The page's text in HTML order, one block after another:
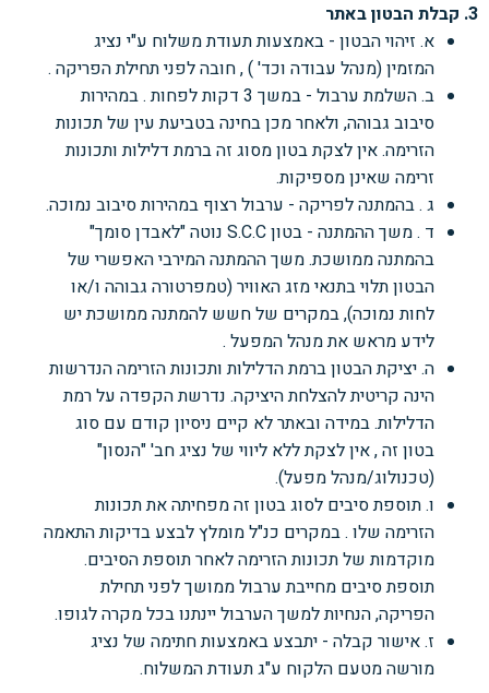
3. קבלת הבטון באתר
א. זיהוי הבטון - באמצעות תעודת משלוח ע"י נציג
המזמין (מנהל עבודה וכד' ) , חובה לפני תחילת הפריקה .
ב. השלמת ערבול - במשך 3 דקות לפחות . במהירות
סיבוב גבוהה, ולאחר מכן בחינה בטביעתעין של תכונות
הזרימה. אין לצקת בטון מסוג זה ברמת דלילות ותכונות
זרימה שאינן מספיקות.
ג . בהמתנה לפריקה - ערבול רצוף במהירות סיבוב נמוכה.
ד . משך ההמתנה - בטון S.C.C
נוטה "לאבדן סומך"
בהמתנה ממושכת. משך ההמתנה המירביהאפשרי של
הבטון תלוי בתנאי מזג האוויר (טמפרטורה גבוהה ו/או
לחות נמוכה), במקרים של חשש להמתנה ממושכת יש
לידע מראש את מנהל המפעל .
ה. יציקת הבטון ברמת הדלילות ותכונות הזרימה הנדרשות
הינה קריטית להצלחת היציקה. נדרשתהקפדה על רמת
הדלילות. במידה ובאתר לא קיים ניסיון קודם עם סוג
בטון זה , אין לצקת ללא ליווי של נציג חב' "הנסון"
(טכנולוג/מנהל מפעל).
ו. תוספת סיבים לסוג בטון זה מפחיתה את תכונות
הזרימה שלו . במקרים כנ"ל מומלץ לבצע בדיקותהתאמה
מוקדמות של תכונות הזרימה לאחר תוספת הסיבים.
תוספת סיבים מחייבת ערבול ממושךלפני תחילת
הפריקה, הנחיות למשך הערבול יינתנו בכל מקרה לגופו.
ז. אישור קבלה - יתבצע באמצעות חתימה של נציג
מורשה מטעם הלקוח ע"ג תעודת המשלוח.